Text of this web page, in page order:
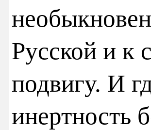
Русской и к
подвигу. И
инертность